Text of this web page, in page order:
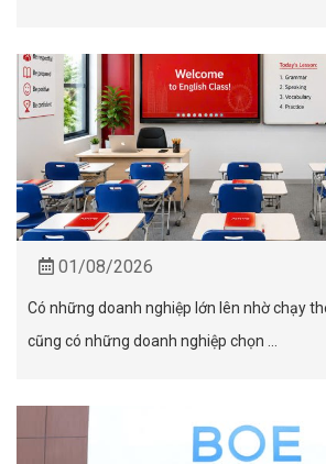
01/08/2026
Có những doanh nghiệp lớn lên nhờ chạy
cũng có những doanh nghiệp chọn ...